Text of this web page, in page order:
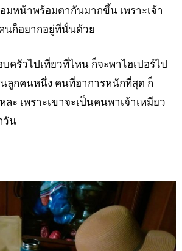
มหน้าพร้อมตากันมากขึ้น เพราะเจ้า
นก็อยากอยู่ที่นั่นด้วย
ครัวไปเที่ยวที่ไหน ก็จะพาไฮเปอร์ไป
นลูกคนหนึ่ง คนที่อาการหนักที่สุด ก็
ะ เพราะเขาจะเป็นคนพาเจ้าเหมียว
วัน